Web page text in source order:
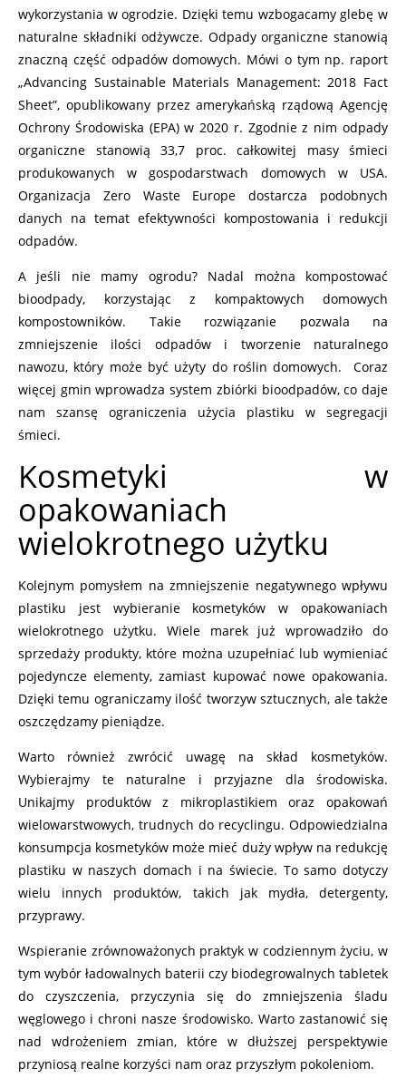
wykorzystania w ogrodzie. Dzięki temu wzbogacamy glebę w
naturalne składniki odżywcze. Odpady organiczne stanowią
znaczną część odpadów domowych. Mówi o tym np. raport
„Advancing Sustainable Materials Management: 2018 Fact
Sheet”, opublikowany przez amerykańską rządową Agencję
Ochrony Środowiska (EPA) w 2020 r. Zgodnie z nim odpady
organiczne stanowią 33,7 proc. całkowitej masy śmieci
produkowanych w gospodarstwach domowych w USA.
Organizacja Zero Waste Europe dostarcza podobnych
danych na temat efektywności kompostowania i redukcji
odpadów.
A jeśli nie mamy ogrodu? Nadal można kompostować
bioodpady, korzystając z kompaktowych domowych
kompostowników. Takie rozwiązanie pozwala na
zmniejszenie ilości odpadów i tworzenie naturalnego
nawozu, który może być użyty do roślin domowych. Coraz
więcej gmin wprowadza system zbiórki bioodpadów, co daje
nam szansę ograniczenia użycia plastiku w segregacji
śmieci.
Kosmetyki w
opakowaniach
wielokrotnego użytku
Kolejnym pomysłem na zmniejszenie negatywnego wpływu
plastiku jest wybieranie kosmetyków w opakowaniach
wielokrotnego użytku. Wiele marek już wprowadziło do
sprzedaży produkty, które można uzupełniać lub wymieniać
pojedyncze elementy, zamiast kupować nowe opakowania.
Dzięki temu ograniczamy ilość tworzyw sztucznych, ale także
oszczędzamy pieniądze.
Warto również zwrócić uwagę na skład kosmetyków.
Wybierajmy te naturalne i przyjazne dla środowiska.
Unikajmy produktów z mikroplastikiem oraz opakowań
wielowarstwowych, trudnych do recyclingu. Odpowiedzialna
konsumpcja kosmetyków może mieć duży wpływ na redukcję
plastiku w naszych domach i na świecie. To samo dotyczy
wielu innych produktów, takich jak mydła, detergenty,
przyprawy.
Wspieranie zrównoważonych praktyk w codziennym życiu, w
tym wybór ładowalnych baterii czy biodegrowalnych tabletek
do czyszczenia, przyczynia się do zmniejszenia śladu
węglowego i chroni nasze środowisko. Warto zastanowić się
nad wdrożeniem zmian, które w dłuższej perspektywie
przyniosą realne korzyści nam oraz przyszłym pokoleniom.